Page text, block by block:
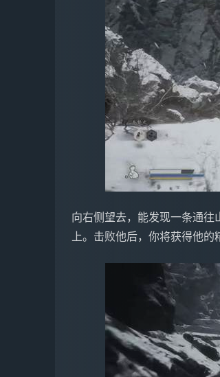
向右侧望去，能发现一条通往
上。击败他后，你将获得他的